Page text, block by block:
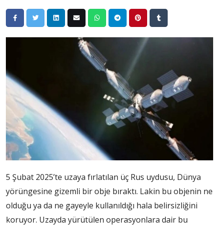
5 Şubat 2025’te uzaya fırlatılan üç Rus uydusu, Dünya
yörüngesine gizemli bir obje bıraktı. Lakin bu objenin ne
olduğu ya da ne gayeyle kullanıldığı hala belirsizliğini
koruyor. Uzayda yürütülen operasyonlara dair bu